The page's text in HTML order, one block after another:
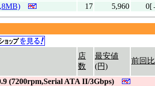
17 5,960
店
数
最安値
(円)
前回比
(7200rpm,Serial ATA II/3Gbps)